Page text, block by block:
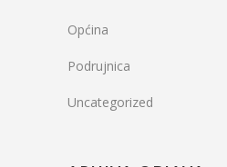
Općina
Podrujnica
Uncategorized